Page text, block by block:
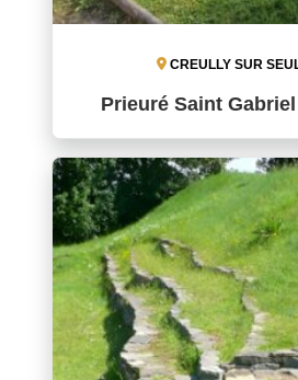
CREULLY SUR
Prieuré Saint